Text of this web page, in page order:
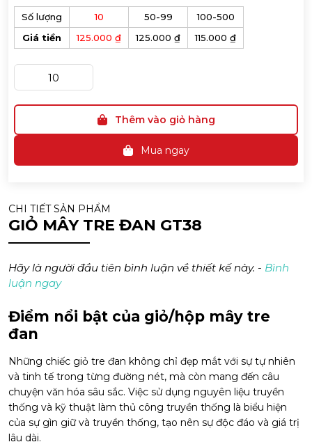
Số lượng 10 50-99
100-500
Giá tiền
125.000 ₫ 125.000 ₫ 115.000 ₫
Thêm vào giỏ hàng
Mua ngay
CHI TIẾT SẢN PHẨM
GIỎ MÂY TRE ĐAN GT38
Hãy là người đầu tiên bình luận về thiết kế này. - Bình
luận ngay
Điểm nổi bật của giỏ/hộp mây tre
đan
Những chiếc giỏ tre đan không chỉ đẹp mắt với sự tự nhiên
và tinh tế trong từng đường nét, mà còn mang đến câu
chuyện văn hóa sâu sắc. Việc sử dụng nguyên liệu truyền
thống và kỹ thuật làm thủ công truyền thống là biểu hiện
của sự gìn giữ và truyền thống, tạo nên sự độc đáo và giá trị
lâu dài.